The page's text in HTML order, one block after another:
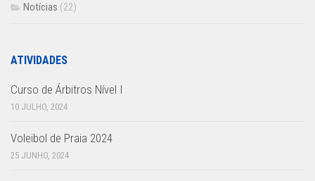
Notícias (22)
ATIVIDADES
Curso de Árbitros Nível I
10 JULHO, 2024
Voleibol de Praia 2024
25 JUNHO, 2024